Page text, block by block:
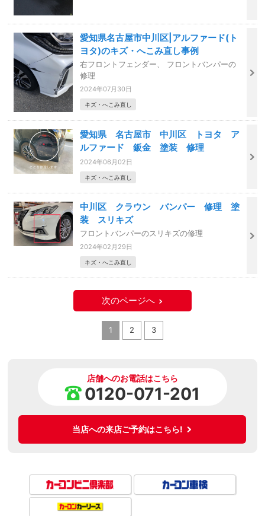
愛知県名古屋市中川区|アルファード(ト
ヨタ)のキズ・へこみ直し事例
右フロントフェンダー、 フロントバンパーの
修理
2024年07月30日
キズ・へこみ直し
愛知県 名古屋市 中川区 トヨタ ア
ルファード 鈑金 塗装 修理
2024年06月02日
キズ・へこみ直し
中川区 クラウン バンパー 修理 塗
装 スリキズ
フロントバンパーのスリキズの修理
2024年02月29日
キズ・へこみ直し
次のページへ
1 2 3
店舗へのお電話はこちら
0120-071-201
当店への来店ご予約はこちら!